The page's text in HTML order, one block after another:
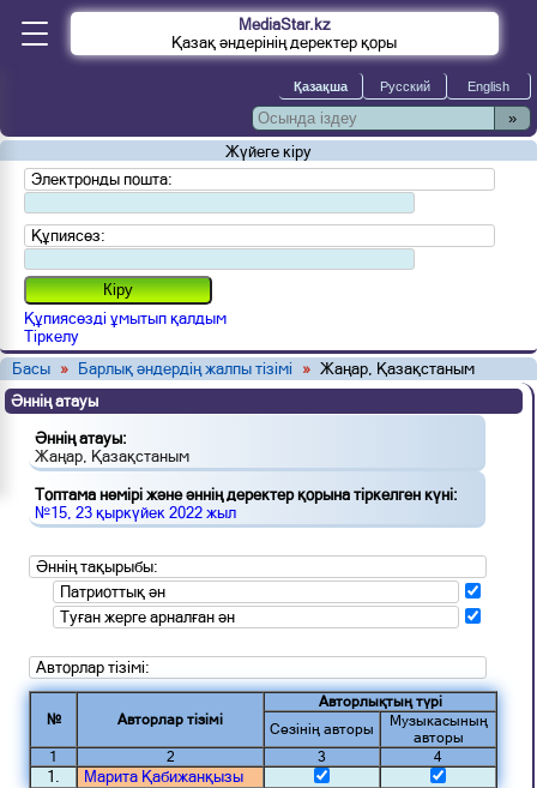
MediaStar.kz
Қазақ әндерінің деректер қоры
»
Жүйеге кіру
Электронды пошта:
Құпиясөз:
Құпиясөзді ұмытып қалдым
Тіркелу
Басы » Барлық әндердің жалпы тізімі » Жаңар, Қазақстаным
Әннің атауы
Әннің атауы:
Жаңар, Қазақстаным
Топтама нөмірі және әннің деректер қорына тіркелген күні:
№15, 23 қыркүйек 2022 жыл
Әннің тақырыбы:
Патриоттық ән
Туған жерге арналған ән
Авторлар тізімі:
№ Авторлар тізімі
Авторлықтың түрі
Сөзінің авторы
Музыкасының
авторы
1
2 3 4
1. Марита Қабижанқызы